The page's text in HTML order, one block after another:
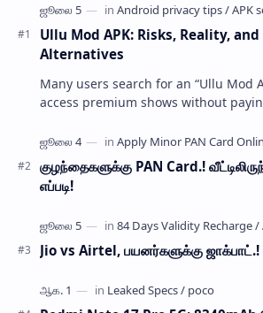
Ullu Mod APK: Risks, Reality, and
Alternatives
Many users search for an “Ullu Mod
access premium shows without
…
குழந்தைகளுக்கு PAN Card.!
எப்படி!
Jio vs Airtel, பயனர்களுக்கு